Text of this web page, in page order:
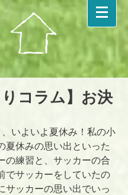
りコラム】お決
いよいよ夏休み！私の小
夏休みの思い出といった
の練習と、サッカーの合
でサッカーをしていたの
サッカーの思い出でいっ